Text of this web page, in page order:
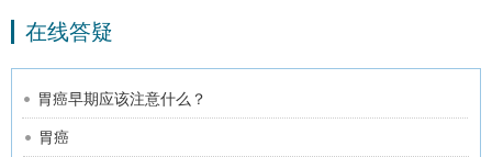
在线答疑
胃癌早期应该注意什么？
胃癌